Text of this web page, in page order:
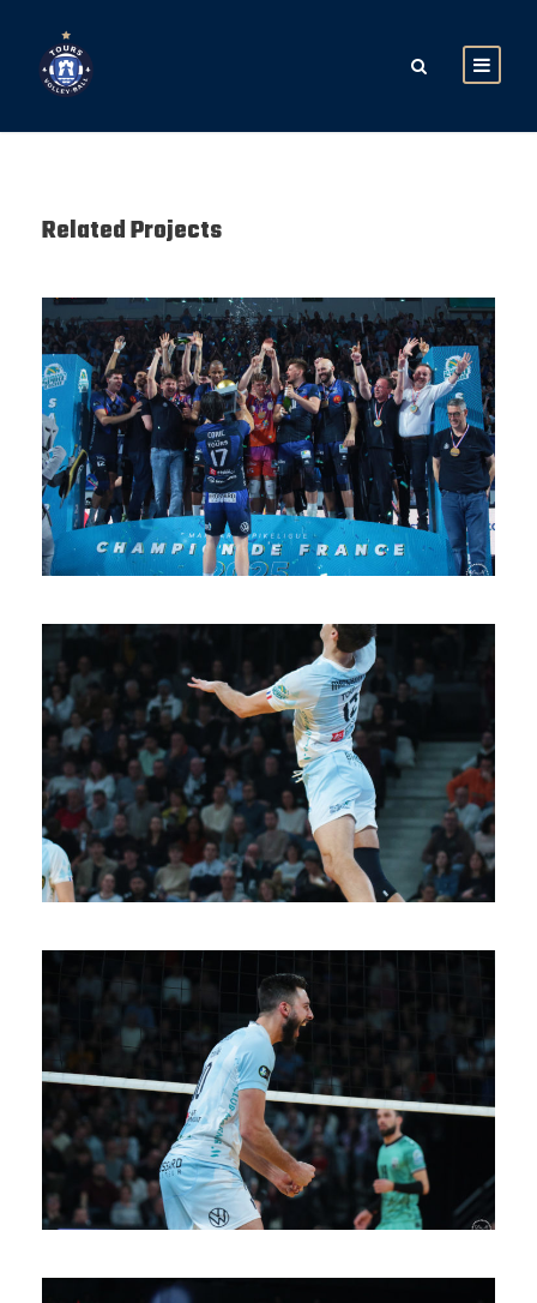
Related Projects
SAISON 24/25-12
SAISON 24/25-11
SAISON 24/25-10